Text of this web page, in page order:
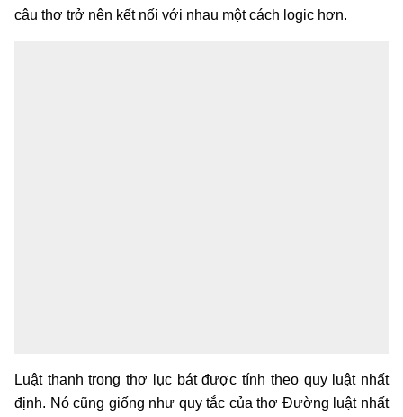
câu thơ trở nên kết nối với nhau một cách logic hơn.
Luật thanh trong thơ lục bát được tính theo quy luật nhất
định. Nó cũng giống như quy tắc của thơ Đường luật nhất